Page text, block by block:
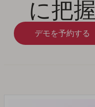
に把握
デモを予約する